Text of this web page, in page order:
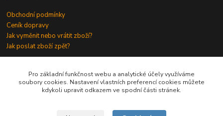
Obchodní podmínky
Ceník dopravy
Jak vyměnit nebo vrátit zboží?
Jak poslat zboží zpět?
Pro základní funkčnost webu a analytické účely využíváme
soubory cookies. Nastavení vlastních preferencí cookies můžete
kdykoli upravit odkazem ve spodní části stránek.